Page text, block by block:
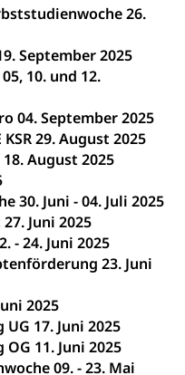
26.
September 2025
10. und 12.
04. September 2025
29. August 2025
August 2025
30. Juni - 04. Juli 2025
Juni 2025
- 24. Juni 2025
23. Juni
2025
17. Juni 2025
11. Juni 2025
09. - 23. Mai